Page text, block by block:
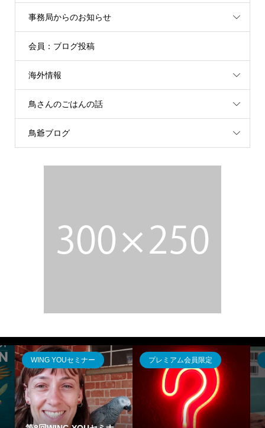
事務局からのお知らせ
会員：ブログ投稿
海外情報
鳥さんのごはんの話
鳥爺ブログ
WING YOUセミナー プレミアム会員限定